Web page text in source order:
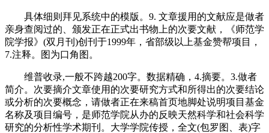
具体细则拜见系统中的模版。9. 文章援用的文献应是做者
亲身查阅过的、颁发正在正式出书物上的次要文献，《师范学
院学报》(双月刊)创刊于1999年，省部级以上基金赞帮项目，
7.注释。图为口角图。
维普收录,一般不跨越200字。数据精确，4.摘要。3.做者
简介。次要摘介文章使用的次要研究方式和所得出的次要结论
或分析的次要概念，请做者正在来稿首页地脚处说明项目基金
名称及项目编号，是师范学院从办的反映天然科学和社会科学
研究的分析性学术期刊。大学学院传授，全文(包罗图、表)字